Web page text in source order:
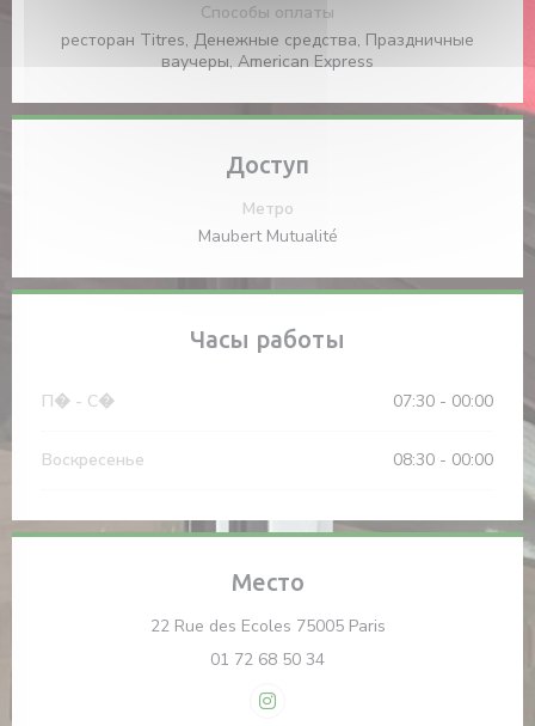
Способы оплаты
ресторан Titres, Денежные средства, Праздничные
ваучеры, American Express
Доступ
Метро
Maubert Mutualité
Часы работы
П� - С� 07:30 - 00:00
Воскресенье 08:30 - 00:00
Место
22 Rue des Ecoles 75005 Paris((открывается в
01 72 68 50 34
Instagram ((открывается в